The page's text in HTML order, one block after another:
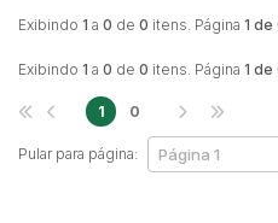
Exibindo 1 a 0 de 0 itens. Página 1 de
Exibindo 1 a 0 de 0 itens. Página 1 de
Pular para página:
1 0